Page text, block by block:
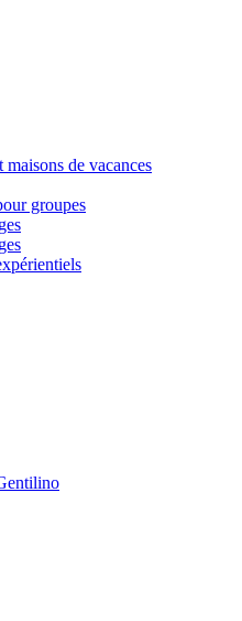
maisons de vacances
groupes